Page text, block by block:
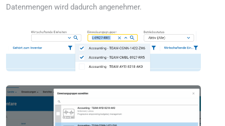
Datenmengen wird dadurch angenehmer.